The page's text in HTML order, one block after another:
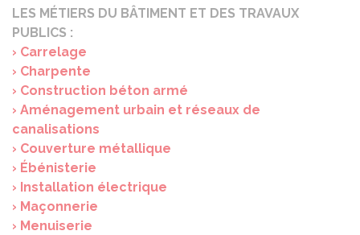
LES MÉTIERS DU BÂTIMENT ET DES TRAVAUX
PUBLICS :
› Carrelage
› Charpente
› Construction béton armé
› Aménagement urbain et réseaux de
canalisations
› Couverture métallique
› Ébénisterie
› Installation électrique
› Maçonnerie
› Menuiserie